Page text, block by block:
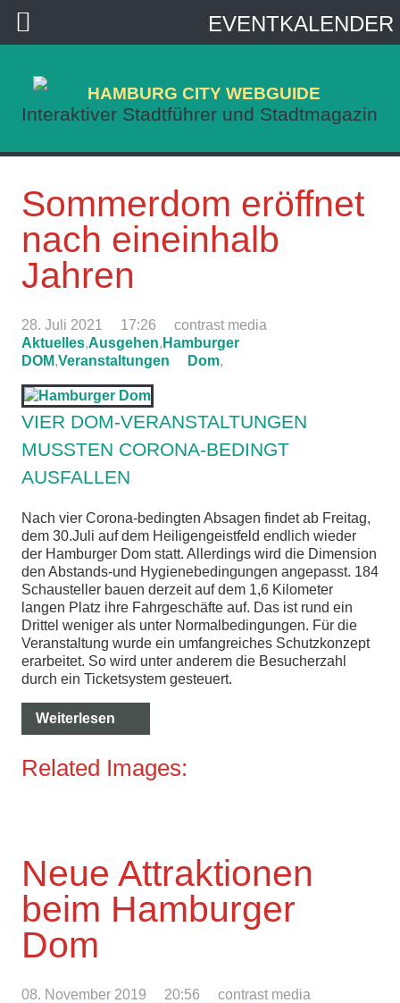
HAMBURG CITY WEBGUIDE
Interaktiver Stadtführer und Stadtmagazin
Sommerdom eröffnet
nach eineinhalb
Jahren
28. Juli 2021 17:26
contrast media
Aktuelles,Ausgehen, Hamburger
DOM,Veranstaltungen Dom,
VIER DOM-VERANSTALTUNGEN
MUSSTEN CORONA-BEDINGT
AUSFALLEN
Nach vier Corona-bedingten Absagen findet ab Freitag,
dem 30.Juli auf dem Heiligengeistfeld endlich wieder
der Hamburger Dom statt. Allerdings wird die Dimension
den Abstands-und Hygienebedingungen angepasst. 184
Schausteller bauen derzeit auf dem 1,6 Kilometer
langen Platz ihre Fahrgeschäfte auf. Das ist rund ein
Drittel weniger als unter Normalbedingungen. Für die
Veranstaltung wurde ein umfangreiches Schutzkonzept
erarbeitet. So wird unter anderem die Besucherzahl
durch ein Ticketsystem gesteuert.
Weiterlesen
Related Images:
Neue Attraktionen
beim Hamburger
Dom
08. November 2019 20:56
contrast media
EVENTKALENDER